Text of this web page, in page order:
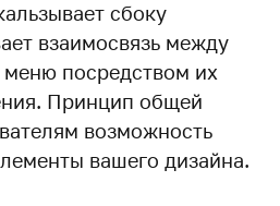
сбоку
взаимосвязь между
посредством их
Принцип общей
возможность
вашего дизайна.